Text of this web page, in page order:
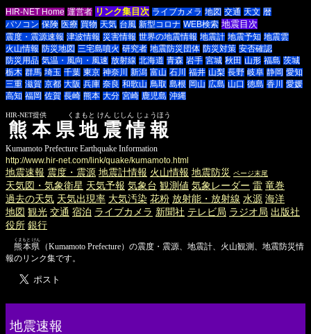
HIR-NET Home 運営者 リンク集目次 ライブカメラ 地図 交通 天文 暦
パソコン 保険 医療 買物 天気 台風 新型コロナ WEB検索 地震目次
震度・震源速報 津波情報 災害情報 世界の地震情報 地震計 地震予知 地震雲
火山情報 防災地図 三宅島噴火 研究者 地震防災団体 防災対策 安否確認
防災用品 気温・風向・風速 放射線 北海道 青森 岩手 宮城 秋田 山形 福島 茨城
栃木 群馬 埼玉 千葉 東京 神奈川 新潟 富山 石川 福井 山梨 長野 岐阜 静岡 愛知
三重 滋賀 京都 大阪 兵庫 奈良 和歌山 鳥取 島根 岡山 広島 山口 徳島 香川
愛媛
高知 福岡 佐賀 長崎 熊本 大分 宮崎 鹿児島 沖縄
熊本県地震情報
HIR-NET提供 くまもと けん じしん じょうほう
Kumamoto Prefecture Earthquake Information
http://www.hir-net.com/link/quake/kumamoto.html
地震速報 震度・震源 地震計情報 火山情報 地震防災 ページ末尾
天気図・気象衛星 天気予報 気象台 観測値 気象レーダー 雷 竜巻
過去の天気 天気出現率 大気汚染 花粉 放射能・放射線 水源 海洋
地図 観光 交通 宿泊 ライブカメラ 新聞社 テレビ局 ラジオ局 出版社
役所 銀行
熊本県
くまもと けん
（Kumamoto Prefecture）の震度・震源、地震計、火山観測、地震防災情
報のリンク集です。
地震速報